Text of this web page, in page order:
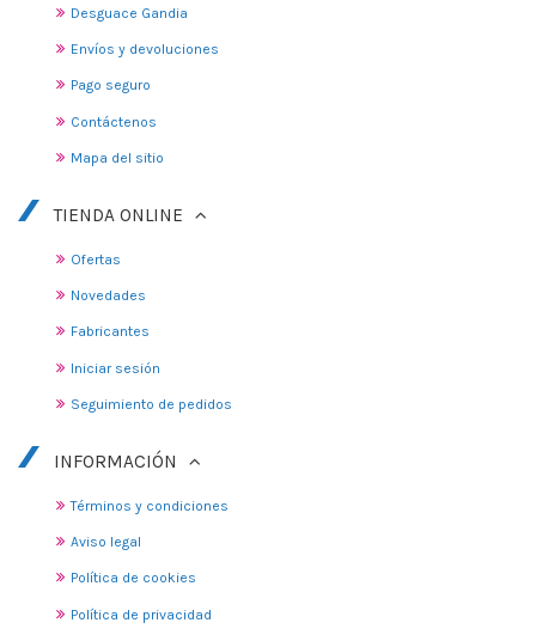
Desguace Gandia
Envíos y devoluciones
Pago seguro
Contáctenos
Mapa del sitio
TIENDA ONLINE
Ofertas
Novedades
Fabricantes
Iniciar sesión
Seguimiento de pedidos
INFORMACIÓN
Términos y condiciones
Aviso legal
Política de cookies
Política de privacidad